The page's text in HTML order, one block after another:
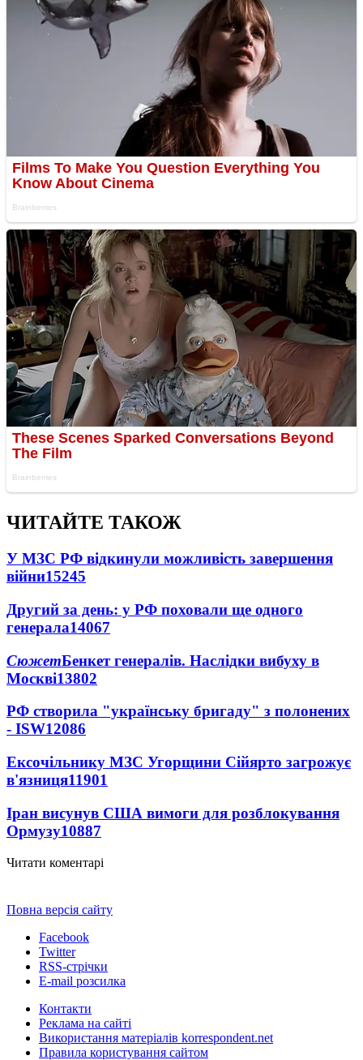
ЧИТАЙТЕ ТАКОЖ
У МЗС РФ відкинули можливість завершення
війни15245
Другий за день: у РФ поховали ще одного
генерала14067
СюжетБенкет генералів. Наслідки вибуху в
Москві13802
РФ створила "українську бригаду" з полонених
- ISW12086
Ексочільнику МЗС Угорщини Сійярто загрожує
в'язниця11901
Іран висунув США вимоги для розблокування
Ормузу10887
Читати коментарі
Повна версія сайту
Facebook
Twitter
RSS-стрічки
E-mail розсилка
Контакти
Реклама на сайті
Використання матеріалів korrespondent.net
Правила користування сайтом